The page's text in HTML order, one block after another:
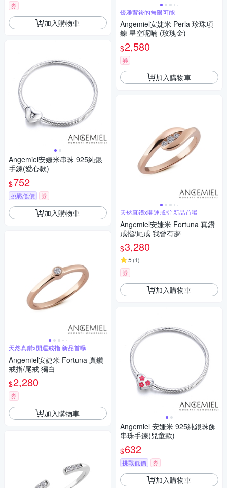
券
加入購物車
Angemiel安婕米串珠 925純銀
手鍊(愛心款)
$752
挑戰低價 券
加入購物車
天然真鑽x開運戒指 新品首曝
Angemiel安婕米 Fortuna 真鑽
戒指/尾戒 獨白
$2,280
券
加入購物車
優雅背後的無限可能
Angemiel安婕米 Perla 珍珠項
鍊 星空呢喃 (玫瑰金)
$2,580
券
加入購物車
天然真鑽x開運戒指 新品首曝
Angemiel安婕米 Fortuna 真鑽
戒指/尾戒 我曾有夢
$3,280
5 (1)
券
加入購物車
Angemiel 安婕米 925純銀珠飾
串珠手鍊(兒童款)
$632
挑戰低價 券
加入購物車